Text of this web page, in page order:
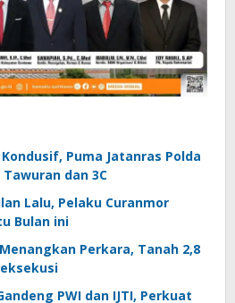
Puma Jatanras Polda
dan 3C
Lalu, Pelaku Curanmor
Bulan ini
Perkara, Tanah 2,8
PWI dan IJTI, Perkuat